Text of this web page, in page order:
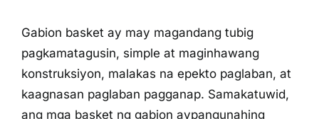
Gabion basket ay may magandang tubig
pagkamatagusin, simple at maginhawang
konstruksiyon, malakas na epekto paglaban, at
kaagnasan paglaban pagganap. Samakatuwid,
ang mga basket ng gabion aypangunahing